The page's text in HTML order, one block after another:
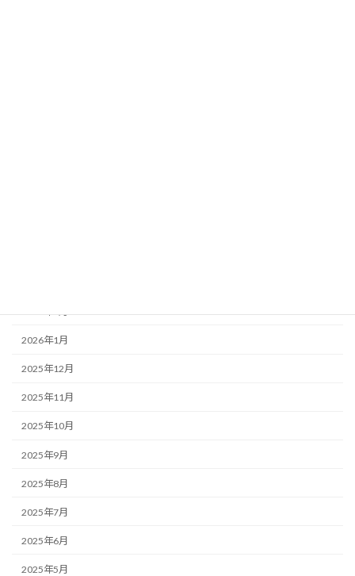
2026年1月
2025年12月
2025年11月
2025年10月
2025年9月
2025年8月
2025年7月
2025年6月
2025年5月